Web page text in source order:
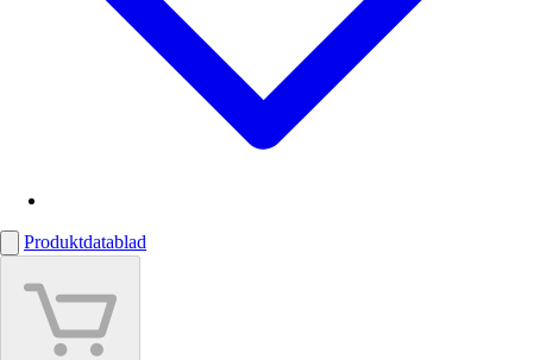
Produktdatablad